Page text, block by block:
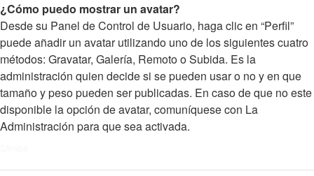
¿Cómo puedo mostrar un avatar?
Desde su Panel de Control de Usuario, haga clic en “Perfil”
puede añadir un avatar utilizando uno de los siguientes cuatro
métodos: Gravatar, Galería, Remoto o Subida. Es la
administración quien decide si se pueden usar o no y en que
tamaño y peso pueden ser publicadas. En caso de que no este
disponible la opción de avatar, comuníquese con La
Administración para que sea activada.